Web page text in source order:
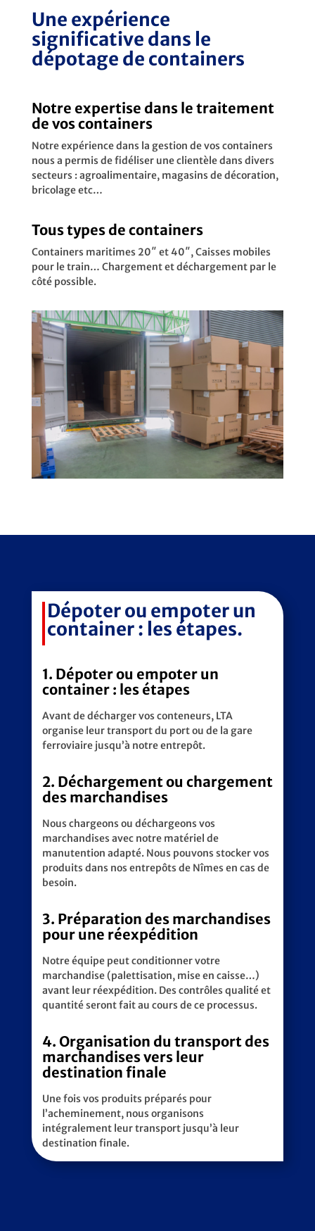
Une expérience
significative dans le
dépotage de containers
Notre expertise dans le traitement
de vos containers
Notre expérience dans la gestion de vos containers
nous a permis de fidéliser une clientèle dans divers
secteurs : agroalimentaire, magasins de décoration,
bricolage etc…
Tous types de containers
Containers maritimes 20″ et 40″, Caisses mobiles
pour le train… Chargement et déchargement par le
côté possible.
Dépoter ou empoter un
container : les étapes.
1. Dépoter ou empoter un
container : les étapes
Avant de décharger vos conteneurs, LTA
organise leur transport du port ou de la gare
ferroviaire jusqu’à notre entrepôt.
2. Déchargement ou chargement
des marchandises
Nous chargeons ou déchargeons vos
marchandises avec notre matériel de
manutention adapté. Nous pouvons stocker vos
produits dans nos entrepôts de Nîmes en cas de
besoin.
3. Préparation des marchandises
pour une réexpédition
Notre équipe peut conditionner votre
marchandise (palettisation, mise en caisse…)
avant leur réexpédition. Des contrôles qualité et
quantité seront fait au cours de ce processus.
4. Organisation du transport des
marchandises vers leur
destination finale
Une fois vos produits préparés pour
l’acheminement, nous organisons
intégralement leur transport jusqu’à leur
destination finale.